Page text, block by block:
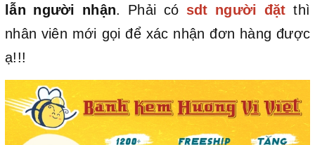
lẫn người nhận. Phải có sdt người đặt thì
nhân viên mới gọi để xác nhận đơn hàng được
ạ!!!